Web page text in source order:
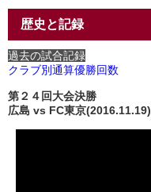
歴史と記録
過去の試合記録
クラブ別通算優勝回数
第２４回大会決勝
広島 vs FC東京(2016.11.19)